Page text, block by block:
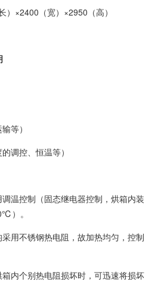
）×2400（宽）×2950（高）
等）
调控、恒温等）
温控制（固态继电器控制，烘箱内装
）。
用不锈钢热电阻，故加热均匀，控制
内个别热电阻损坏时，可迅速将损坏